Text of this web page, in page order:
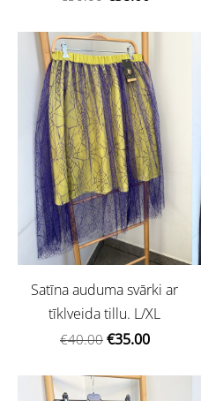
Satīna auduma svārki ar
tīklveida tillu. L/XL
€40.00 €35.00